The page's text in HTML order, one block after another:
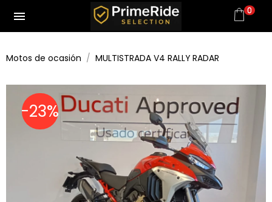
menu 0
Motos de ocasión MULTISTRADA V4 RALLY RADAR
-23%